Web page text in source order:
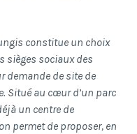
constitue un choix
sièges sociaux des
demande de site de
Situé au cœur d’un parc
un centre de
permet de proposer, en